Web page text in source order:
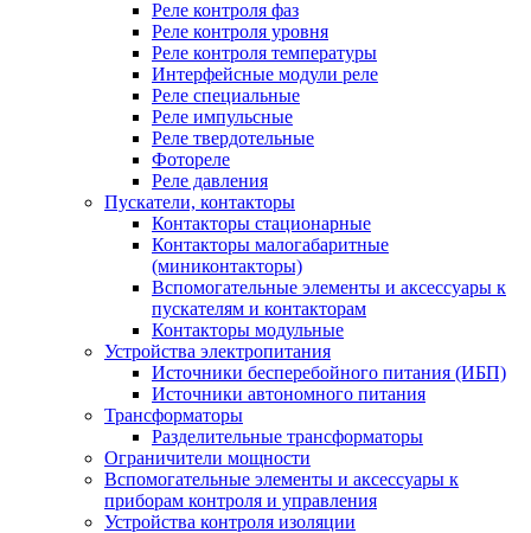
Реле контроля фаз
Реле контроля уровня
Реле контроля температуры
Интерфейсные модули реле
Реле специальные
Реле импульсные
Реле твердотельные
Фотореле
Реле давления
Пускатели, контакторы
Контакторы стационарные
Контакторы малогабаритные
(миниконтакторы)
Вспомогательные элементы и аксессуары к
пускателям и контакторам
Контакторы модульные
Устройства электропитания
Источники бесперебойного питания (ИБП)
Источники автономного питания
Трансформаторы
Разделительные трансформаторы
Ограничители мощности
Вспомогательные элементы и аксессуары к
приборам контроля и управления
Устройства контроля изоляции